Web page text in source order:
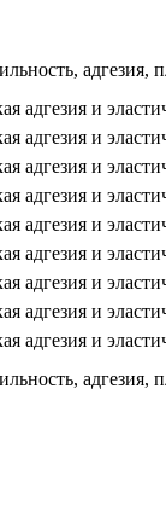
адгезия,
адгезия и
адгезия и
адгезия и
адгезия и
адгезия и
адгезия и
адгезия и
адгезия и
адгезия и
адгезия,